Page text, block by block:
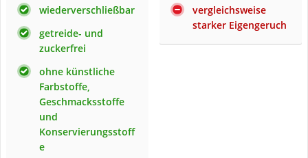
wiederverschließbar
getreide- und
zuckerfrei
ohne künstliche
Farbstoffe,
Geschmacksstoffe
und
Konservierungsstoff
e
vergleichsweise
starker Eigengeruch